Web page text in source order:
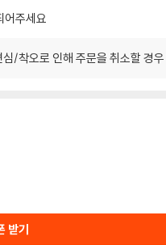
어주세요
/착오로 인해 주문을 취소할 경우
받기